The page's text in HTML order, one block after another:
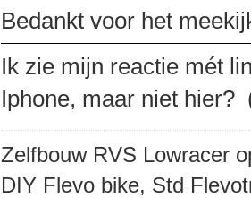
Bedankt voor het
Ik zie mijn reactie mét
Iphone, maar niet hier?
Zelfbouw RVS Lowracer
DIY Flevo bike, Std